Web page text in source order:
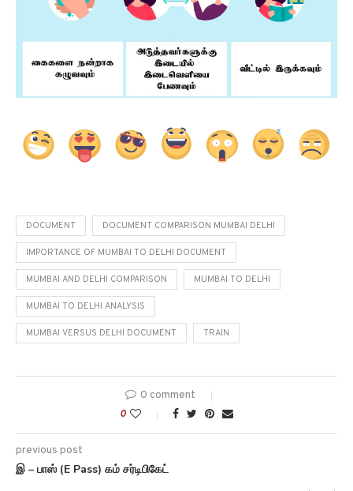
DOCUMENT DOCUMENT COMPARISON MUMBAI DELHI
IMPORTANCE OF MUMBAI TO DELHI DOCUMENT
MUMBAI AND DELHI COMPARISON MUMBAI TO DELHI
MUMBAI TO DELHI ANALYSIS
MUMBAI VERSUS DELHI DOCUMENT TRAIN
0 comment
0
previous post
இ – பாஸ் (E Pass) கம் சர்டிபிகேட்